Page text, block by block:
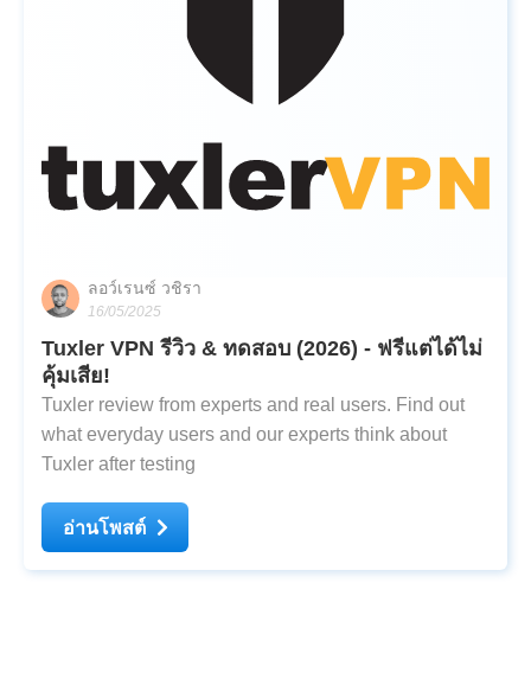
ลอว์เรนซ์ วชิรา
16/05/2025
Tuxler VPN รีวิว & ทดสอบ (2026) - ฟรีแต่ได้ไม่
คุ้มเสีย!
Tuxler review from experts and real users. Find out
what everyday users and our experts think about
Tuxler after testing
อ่านโพสต์